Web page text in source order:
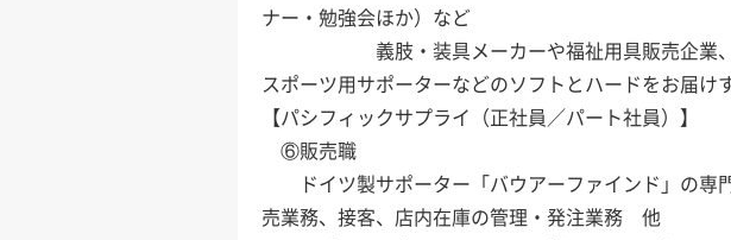
ナー・勉強会ほか）など
義肢・装具メーカーや福祉用具販売企業、病院
スポーツ用サポーターなどのソフトとハードをお届け
【パシフィックサプライ（正社員／パート社員）】
⑥販売職
ドイツ製サポーター「バウアーファインド」の専
売業務、接客、店内在庫の管理・発注業務 他